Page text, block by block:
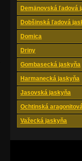
Demänovská ľadová
Dobšinská ľadová
Domica
Driny
Gombasecká jaskyňa
Harmanecká jaskyňa
Jasovská jaskyňa
Ochtinská
Važecká jaskyňa